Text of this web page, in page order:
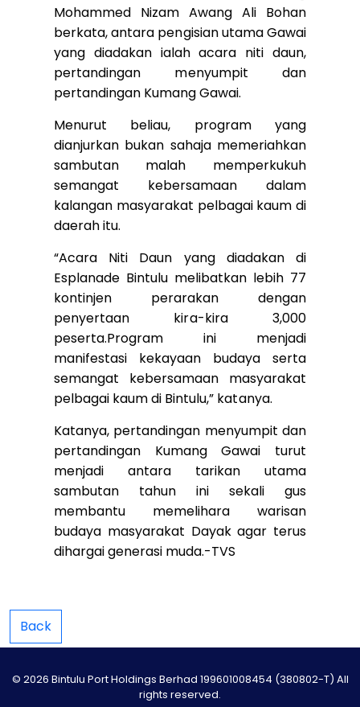
Mohammed Nizam Awang Ali Bohan
berkata, antara pengisian utama Gawai
yang diadakan ialah acara niti daun,
pertandingan menyumpit dan
pertandingan Kumang Gawai.
Menurut beliau, program yang
dianjurkan bukan sahaja memeriahkan
sambutan malah memperkukuh
semangat kebersamaan dalam
kalangan masyarakat pelbagai kaum di
daerah itu.
“Acara Niti Daun yang diadakan di
Esplanade Bintulu melibatkan lebih 77
kontinjen perarakan dengan
penyertaan kira-kira 3,000
peserta.Program ini menjadi
manifestasi kekayaan budaya serta
semangat kebersamaan masyarakat
pelbagai kaum di Bintulu,” katanya.
Katanya, pertandingan menyumpit dan
pertandingan Kumang Gawai turut
menjadi antara tarikan utama
sambutan tahun ini sekali gus
membantu memelihara warisan
budaya masyarakat Dayak agar terus
dihargai generasi muda.-TVS
Back
© 2026 Bintulu Port Holdings Berhad 199601008454 (380802-T) All
rights reserved.